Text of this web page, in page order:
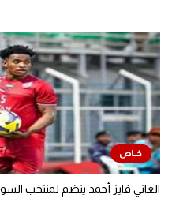
الغاني فايز أحمد ينضم لمنتخب